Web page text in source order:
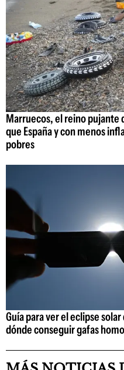
Marruecos, el reino pujante
que España y con menos
pobres
Guía para ver el eclipse
dónde conseguir gafas